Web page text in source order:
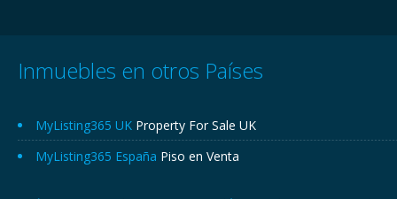
Inmuebles en otros Países
MyListing365 UK Property For Sale UK
MyListing365 España Piso en Venta